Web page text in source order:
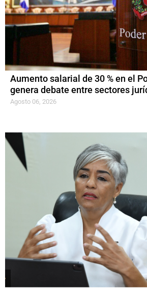
Aumento salarial de 30 % en el
genera debate entre sectores
Agosto 06, 2026